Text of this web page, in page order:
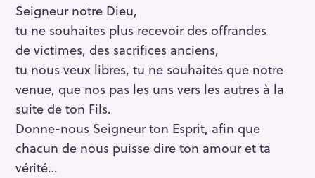
Seigneur notre Dieu,
tu ne souhaites plus recevoir des offrandes
de victimes, des sacrifices anciens,
tu nous veux libres, tu ne souhaites que notre
venue, que nos pas les uns vers les autres à la
suite de ton Fils.
Donne-nous Seigneur ton Esprit, afin que
chacun de nous puisse dire ton amour et ta
vérité…